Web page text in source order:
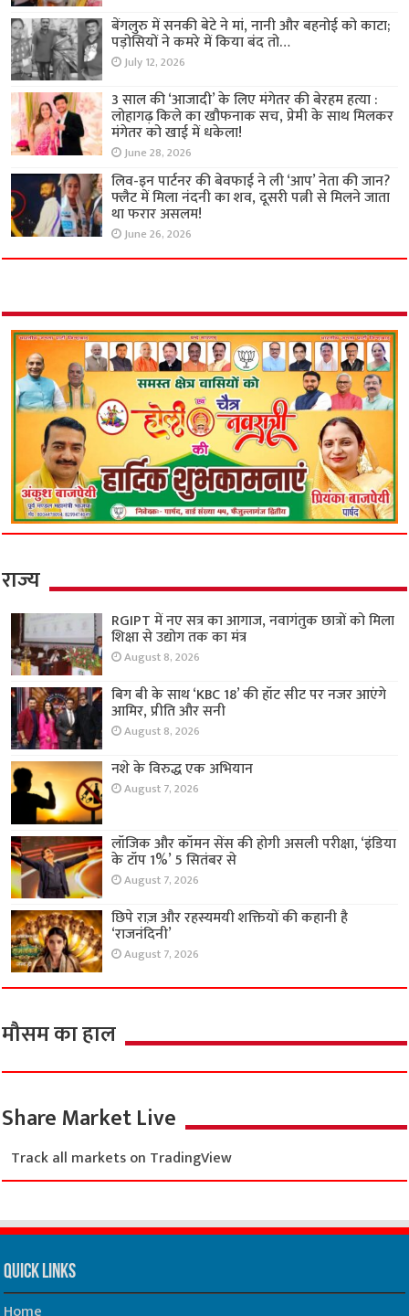
बेंगलुरु में सनकी बेटे ने मां, नानी और बहनोई को काटा;
पड़ोसियों ने कमरे में किया बंद तो…
July 12, 2026
3 साल की ‘आजादी’ के लिए मंगेतर की बेरहम हत्या :
लोहागढ़ किले का खौफनाक सच, प्रेमी के साथ मिलकर
मंगेतर को खाई में धकेला!
June 28, 2026
लिव-इन पार्टनर की बेवफाई ने ली ‘आप’ नेता की जान?
फ्लैट में मिला नंदनी का शव, दूसरी पत्नी से मिलने जाता
था फरार असलम!
June 26, 2026
राज्य
RGIPT में नए सत्र का आगाज, नवागंतुक छात्रों को मिला
शिक्षा से उद्योग तक का मंत्र
August 8, 2026
बिग बी के साथ ‘KBC 18’ की हॉट सीट पर नजर आएंगे
आमिर, प्रीति और सनी
August 8, 2026
नशे के विरुद्ध एक अभियान
August 7, 2026
लॉजिक और कॉमन सेंस की होगी असली परीक्षा, ‘इंडिया
के टॉप 1%’ 5 सितंबर से
August 7, 2026
छिपे राज़ और रहस्यमयी शक्तियों की कहानी है
‘राजनंदिनी’
August 7, 2026
मौसम का हाल
Share Market Live
Track all markets on TradingView
Quick Links